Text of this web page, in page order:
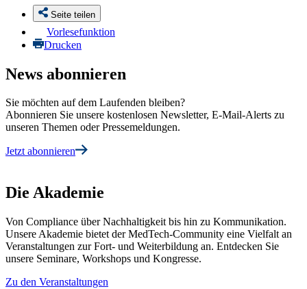
Seite teilen
Vorlesefunktion
Drucken
News abonnieren
Sie möchten auf dem Laufenden bleiben?
Abonnieren Sie unsere kostenlosen Newsletter, E-Mail-Alerts zu
unseren Themen oder Pressemeldungen.
Jetzt abonnieren
Die Akademie
Von Compliance über Nachhaltigkeit bis hin zu Kommunikation.
Unsere Akademie bietet der MedTech-Community eine Vielfalt an
Veranstaltungen zur Fort- und Weiterbildung an. Entdecken Sie
unsere Seminare, Workshops und Kongresse.
Zu den Veranstaltungen